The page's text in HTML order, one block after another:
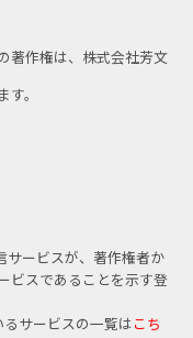
著作権は、株式会社芳文
。
サービスが、著作権者か
ビスであることを示す登
サービスの一覧はこち